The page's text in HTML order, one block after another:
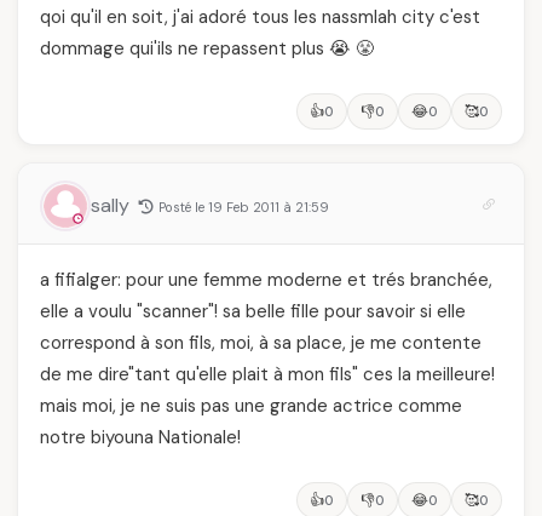
qoi qu'il en soit, j'ai adoré tous les nassmlah city c'est
dommage qui'ils ne repassent plus 😭 😤
👍0 👎0 😂0 🥰0
sally Posté le 19 Feb 2011 à 21:59
a fifialger: pour une femme moderne et trés branchée,
elle a voulu "scanner"! sa belle fille pour savoir si elle
correspond à son fils, moi, à sa place, je me contente
de me dire"tant qu'elle plait à mon fils" ces la meilleure!
mais moi, je ne suis pas une grande actrice comme
notre biyouna Nationale!
👍0 👎0 😂0 🥰0